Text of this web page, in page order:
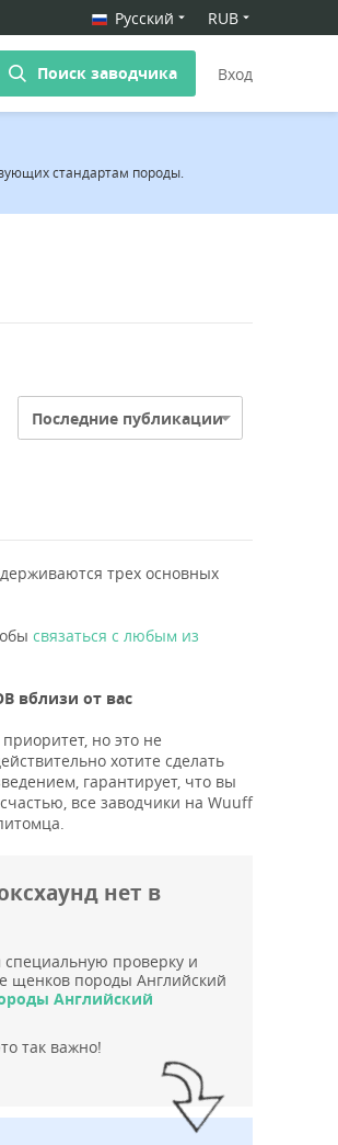
Русский RUB
Поиск заводчика Вход
стандартам породы.
Последние публикации
трех основных
связаться с любым из
от вас
но это не
хотите сделать
гарантирует, что вы
все заводчики на Wuuff
нет в
проверку и
щенков породы Английский
Английский
так важно!